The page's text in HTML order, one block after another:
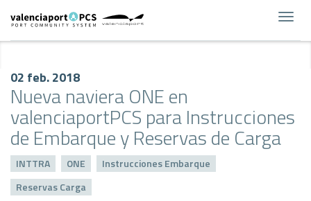
02 feb. 2018
Nueva naviera ONE en
valenciaportPCS para Instrucciones
de Embarque y Reservas de Carga
INTTRA ONE
Instrucciones Embarque
Reservas Carga